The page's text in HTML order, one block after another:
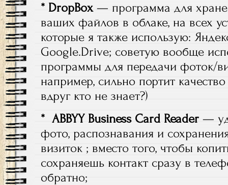
* DropBox— программа для
ваших файлов в облаке, на всех
которые я также использую:
Google.Drive; советую вообще
программы для передачи фоток/
например, сильно портит
вдруг кто не знает?)
* ABBYY Business Card Reader —
фото, распознавания и
визиток ; вместо того, чтобы
сохраняешь контакт сразу в
обратно;